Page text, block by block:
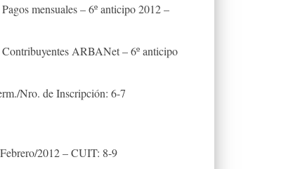
mensuales – 6º anticipo 2012 –
ARBANet – 6º anticipo
Nro. de Inscripción: 6-7
2012 – CUIT: 8-9